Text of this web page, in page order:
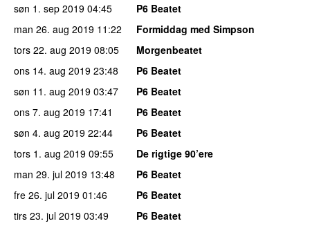
søn 1. sep 2019 04:45
P6 Beatet
man 26. aug 2019 11:22
Formiddag med Simpson
tors 22. aug 2019 08:05
Morgenbeatet
ons 14. aug 2019 23:48
P6 Beatet
søn 11. aug 2019 03:47
P6 Beatet
ons 7. aug 2019 17:41
P6 Beatet
søn 4. aug 2019 22:44
P6 Beatet
tors 1. aug 2019 09:55
De rigtige 90’ere
man 29. jul 2019 13:48
P6 Beatet
fre 26. jul 2019 01:46
P6 Beatet
tirs 23. jul 2019 03:49
P6 Beatet